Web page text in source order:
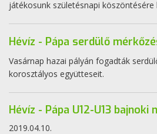
játékosunk születésnapi köszöntésére
Hévíz - Pápa serdülő
Vasárnap hazai pályán fogadták
korosztályos együtteseit.
Hévíz - Pápa U12-U13 bajnoki
2019.04.10.